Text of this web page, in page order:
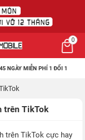
0
45 NGÀY MIỄN PHÍ 1 ĐỔI 1
trên TikTok
trên TikTok cực hay